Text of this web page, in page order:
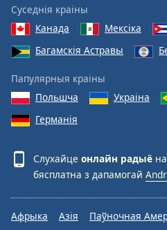
Суседнія краіны
Канада
Мексіка
Багамскія Астравы
Папулярныя краіны
Польшча
Украіна
Германія
Слухайце онлайн радыё
бясплатна з дапамогай
Афрыка Азія
Паўночная